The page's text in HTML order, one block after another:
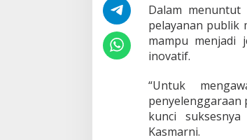
e
,
P
e
a
b
B
e
Dalam
pelayanan publik
mampu menjadi
inovatif.
“Untuk
penyelenggaraan
kunci
Kasmarni.